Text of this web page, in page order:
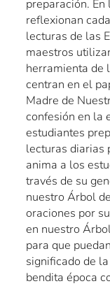
preparación.
reflexionan
lecturas de las
maestros
herramienta de
centran en el
Madre de
confesión en la
estudiantes
lecturas diarias
anima a los
través de su
nuestro Árbol
oraciones por
en nuestro
para que
significado de
bendita época